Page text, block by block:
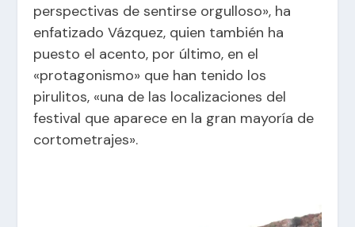
perspectivas de sentirse orgulloso», ha
enfatizado Vázquez, quien también ha
puesto el acento, por último, en el
«protagonismo» que han tenido los
pirulitos, «una de las localizaciones del
festival que aparece en la gran mayoría de
cortometrajes».